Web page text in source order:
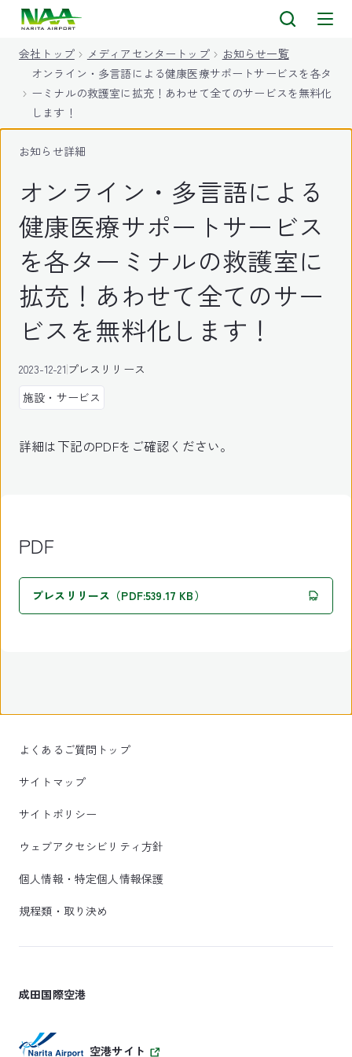
会社トップ メディアセンタートップ
お知らせ一覧
オンライン・多言語による健康医療サポートサービスを各タ
ーミナルの救護室に拡充！あわせて全てのサービスを無料化
します！
お知らせ詳細
オンライン・多言語による
健康医療サポートサービス
を各ターミナルの救護室に
拡充！あわせて全てのサー
ビスを無料化します！
2023-12-21プレスリリース
施設・サービス
詳細は下記のPDFをご確認ください。
PDF
プレスリリース（PDF:539.17 KB）
よくあるご質問トップ
サイトマップ
サイトポリシー
ウェブアクセシビリティ方針
個人情報・特定個人情報保護
規程類・取り決め
成田国際空港
空港サイト